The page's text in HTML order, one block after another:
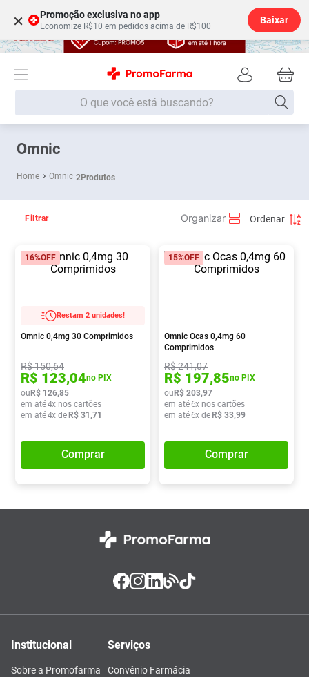
× Promoção exclusiva no app
Economize R$10 em pedidos acima de R$100
Baixar
O que você está buscando?
Omnic
Omnic 2Produtos
Filtrar
16%OFF
Restam 2 unidades!
Omnic 0,4mg 30 Comprimidos
R$150,64
R$ 123,04no PIX
ouR$ 126,85
em até4x nos cartões
em até4x deR$ 31 ,71
Comprar
15%OFF
Omnic Ocas 0,4mg 60
Comprimidos
R$241,07
R$ 197,85no PIX
ouR$ 203,97
em até6x nos cartões
em até6x deR$ 33,99
Comprar
Institucional
Sobre a Promofarma
Serviços
Convênio Farmácia
Termos mais buscados
1 º Fralda
3º
5º Fralda G
10º Soro Fisiológico